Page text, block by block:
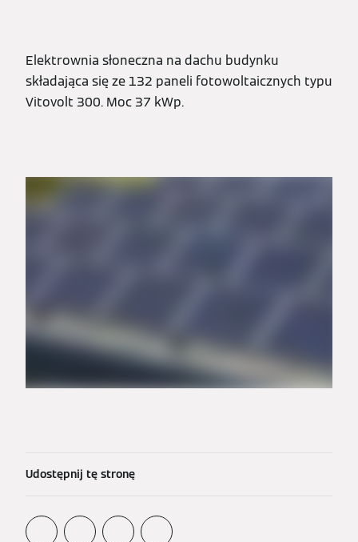
Elektrownia słoneczna na dachu budynku
składająca się ze 132 paneli fotowoltaicznych typu
Vitovolt 300. Moc 37 kWp.
Udostępnij tę stronę